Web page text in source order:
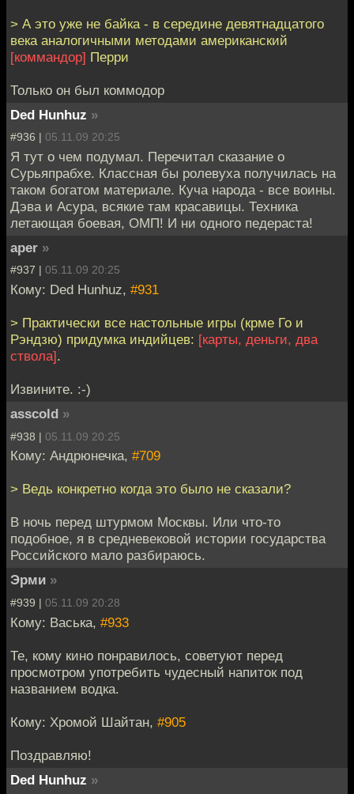
> А это уже не байка - в середине девятнадцатого
века аналогичными методами американский
[коммандор] Перри
Только он был коммодор
Ded Hunhuz »
#936 | 05.11.09 20:25
Я тут о чем подумал. Перечитал сказание о
Сурьяпрабхе. Классная бы ролевуха получилась на
таком богатом материале. Куча народа - все воины.
Дэва и Асура, всякие там красавицы. Техника
летающая боевая, ОМП! И ни одного педераста!
aper »
#937 | 05.11.09 20:25
Кому: Ded Hunhuz, #931
> Практически все настольные игры (крме Го и
Рэндзю) придумка индийцев: [карты, деньги, два
ствола].
Извините. :-)
asscold »
#938 | 05.11.09 20:25
Кому: Андрюнечка, #709
> Ведь конкретно когда это было не сказали?
В ночь перед штурмом Москвы. Или что-то
подобное, я в средневековой истории государства
Российского мало разбираюсь.
Эрми »
#939 | 05.11.09 20:28
Кому: Васька, #933
Те, кому кино понравилось, советуют перед
просмотром употребить чудесный напиток под
названием водка.
Кому: Хромой Шайтан, #905
Поздравляю!
Ded Hunhuz »